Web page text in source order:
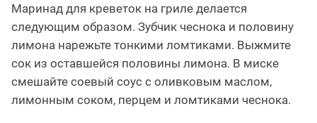
Маринад для креветок на гриле делается
следующим образом. Зубчик чеснока и половину
лимона нарежьте тонкими ломтиками. Выжмите
сок из оставшейся половины лимона. В миске
смешайте соевый соус с оливковым маслом,
лимонным соком, перцем и ломтиками чеснока.